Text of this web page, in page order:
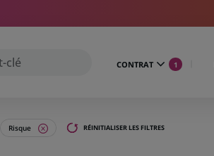
CONTRAT 1
Risque RÉINITIALISER LES FILTRES